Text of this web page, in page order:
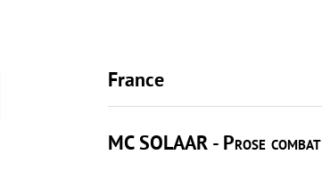
France
MC SOLAAR - Prose combat